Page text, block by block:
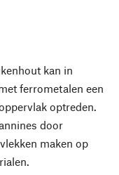
kan in
ferrometalen een
optreden.
door
maken op